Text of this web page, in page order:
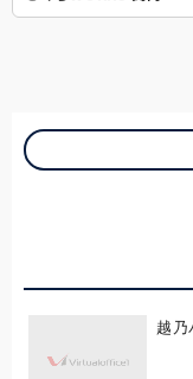
越乃